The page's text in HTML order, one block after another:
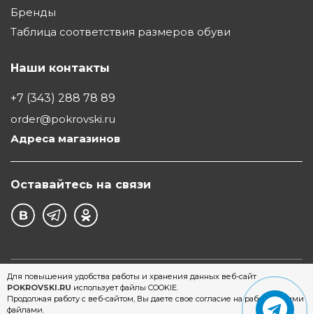
Для повышения удобства работы и хранения данных веб-сайт
POKROVSKI.RU использует файлы COOKIE.
Продолжая работу с веб-сайтом, Вы даете свое согласие на работу с этими
файлами.
Бренды
Таблица соответствия размеров обуви
Наши контакты
+7 (343) 288 78 89
order@pokrovski.ru
Адреса магазинов
Оставайтесь на связи
©1997 - 2026 Обувной Дом "Покровский" - сеть
магазинов обуви в Екатеринбурге